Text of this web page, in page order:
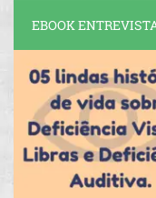
EBOOK